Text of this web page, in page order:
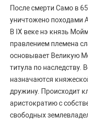
После смерти Само в
уничтожено походами
В IX веке нэ князь
правлением племена
основывает Великую
титула по наследству.
назначаются
дружину. Происходит
аристократию с
свободных